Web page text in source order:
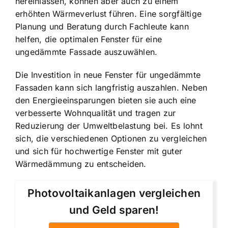
erhöhten Wärmeverlust führen. Eine sorgfältige
Planung und Beratung durch Fachleute kann
helfen, die optimalen Fenster für eine
ungedämmte Fassade auszuwählen.
Die Investition in neue Fenster für ungedämmte
Fassaden kann sich langfristig auszahlen. Neben
den Energieeinsparungen bieten sie auch eine
verbesserte Wohnqualität und tragen zur
Reduzierung der Umweltbelastung bei. Es lohnt
sich, die verschiedenen Optionen zu vergleichen
und sich für hochwertige Fenster mit guter
Wärmedämmung zu entscheiden.
Photovoltaikanlagen vergleichen
und Geld sparen!